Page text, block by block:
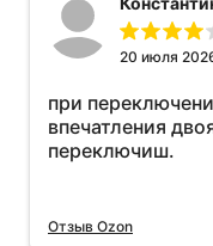
20 июля
при
впечатления
переключиш.
Отзыв Ozon